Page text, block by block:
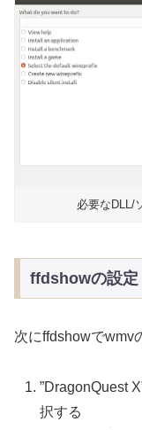
必要なDLL/
ffdshowの設定
次にffdshowでwmv
”DragonQuest
択する